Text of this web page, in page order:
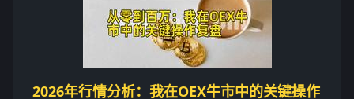
2026年行情分析：我在OEX牛市中的关键操作